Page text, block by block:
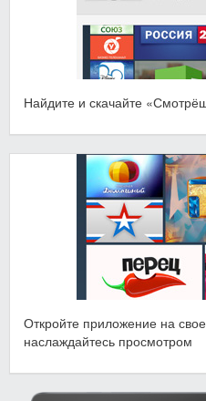
Найдите и скачайте
Откройте приложение на
наслаждайтесь просмотром